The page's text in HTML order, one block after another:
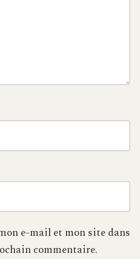
e-mail et mon site dans
commentaire.